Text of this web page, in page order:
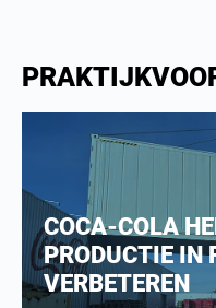
EEN TITAN
VOEDSEL
HEATHROW